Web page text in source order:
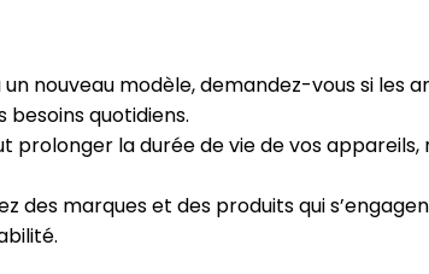
nouveau modèle, demandez-vous si les
quotidiens.
prolonger la durée de vie de vos appareils,
des marques et des produits qui